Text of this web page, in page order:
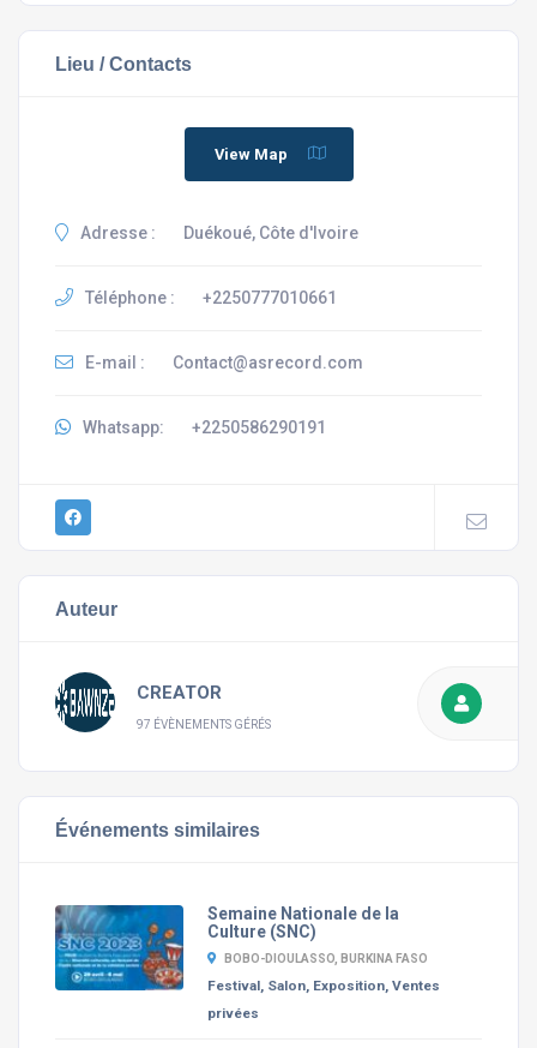
Lieu / Contacts
View Map
Adresse : Duékoué, Côte d'Ivoire
Téléphone : +2250777010661
E-mail : Contact@asrecord.com
Whatsapp: +2250586290191
Auteur
CREATOR
97 ÉVÈNEMENTS GÉRÉS
Événements similaires
Semaine Nationale de la
Culture (SNC)
BOBO-DIOULASSO, BURKINA FASO
Festival, Salon, Exposition, Ventes
privées